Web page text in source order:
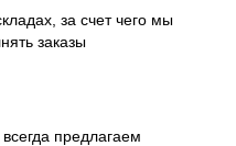
за счет чего мы
заказы
предлагаем